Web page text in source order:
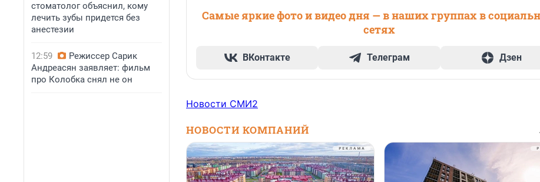
стоматолог объяснил, кому
лечить зубы придется без
анестезии
12:59
Режиссер Сарик
Андреасян заявляет: фильм
про Колобка снял не он
Самые яркие фото и видео дня — в наших группах в
сетях
ВКонтакте Телеграм Дзен
Новости СМИ2
НОВОСТИ КОМПАНИЙ